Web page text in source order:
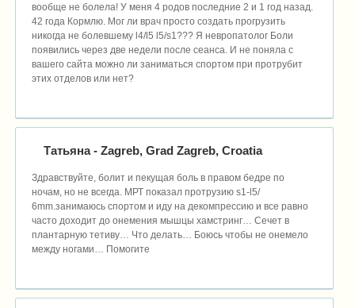
вообще не болела! У меня 4 родов последние 2 и 1 год назад.
42 года Кормлю. Мог ли врач просто создать прогрузить
никогда не болевшему l4/l5 l5/s1??? Я невропатолог Боли
появились через две недели после сеанса. И не поняла с
вашего сайта можно ли заниматься спортом при протрубит
этих отделов или нет?
Татьяна- Zagreb, Grad Zagreb, Croatia
Здравствуйте, болит и пекущая боль в правом бедре по
ночам, но не всегда. МРТ показал протрузию s1-l5/
6mm.занимаюсь спортом и иду на декомпрессию и все равно
часто доходит до онемения мышцы хамстринг… Сечет в
плантарную тетиву… Что делать… Боюсь чтобы не онемело
между ногами… Помогите